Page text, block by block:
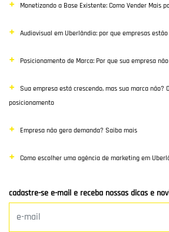
Google Ads
E-commerce
Poisiconamento e Branding
SEO
Marketing Digital
Monetizando a Base Existente: Como Vender Mais
Audiovisual em Uberlândia: por que empresas
Posicionamento de Marca: Por que sua empresa
Sua empresa está crescendo, mas sua marca não?
posicionamento
Empresa não gera demanda? Saiba mais
Como escolher uma agência de marketing em
cadastre-se e-mail e receba nossas dicas e